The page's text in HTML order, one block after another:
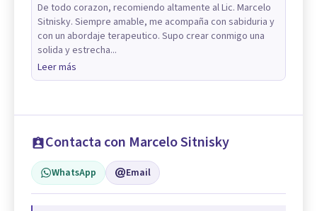
De todo corazon, recomiendo altamente al Lic. Marcelo
Sitnisky. Siempre amable, me acompaña con sabiduria y
con un abordaje terapeutico. Supo crear conmigo una
solida y estrecha...
Leer más
Contacta con Marcelo Sitnisky
WhatsApp Email